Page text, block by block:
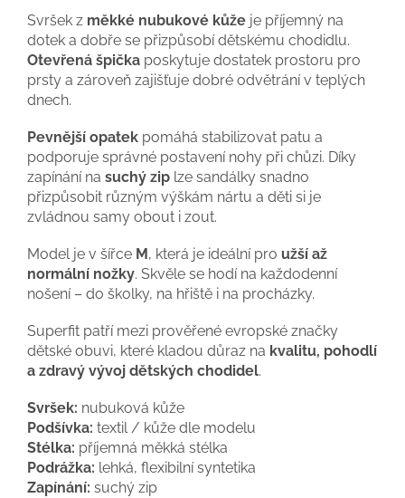
Svršek z měkké nubukové kůže je příjemný na
dotek a dobře se přizpůsobí dětskému chodidlu.
Otevřená špička poskytuje dostatek prostoru pro
prsty a zároveň zajišťuje dobré odvětrání v teplých
dnech.
Pevnější opatek pomáhá stabilizovat patu a
podporuje správné postavení nohy při chůzi. Díky
zapínání na suchý zip lze sandálky snadno
přizpůsobit různým výškám nártu a děti si je
zvládnou samy obout i zout.
Model je v šířce M, která je ideální pro užší až
normální nožky. Skvěle se hodí na každodenní
nošení – do školky, na hřiště i na procházky.
Superfit patří mezi prověřené evropské značky
dětské obuvi, které kladou důraz na kvalitu, pohodlí
a zdravý vývoj dětských chodidel.
Svršek: nubuková kůže
Podšívka: textil / kůže dle modelu
Stélka: příjemná měkká stélka
Podrážka: lehká, flexibilní syntetika
Zapínání: suchý zip